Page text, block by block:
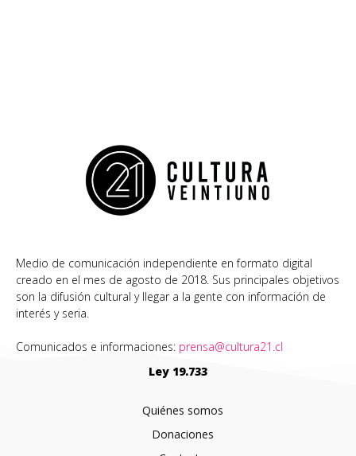
Medio de comunicación independiente en formato digital
creado en el mes de agosto de 2018. Sus principales objetivos
son la difusión cultural y llegar a la gente con información de
interés y seria.
Comunicados e informaciones: prensa@cultura21.cl
Ley 19.733
Quiénes somos
Donaciones